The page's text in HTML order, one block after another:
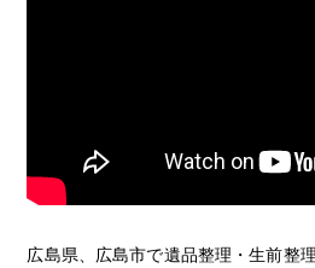
広島県、広島市で遺品整理・生前整